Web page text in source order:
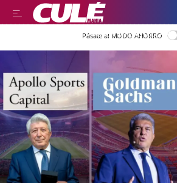
LEER EN CASTELLANO
Pásate al MODO AHORRO